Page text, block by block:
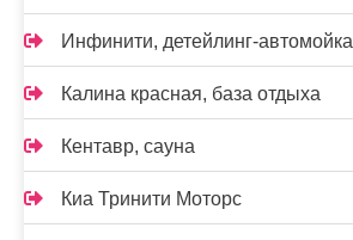
Инфинити, детейлинг-автомойка
Калина красная, база отдыха
Кентавр, сауна
Киа Тринити Моторс